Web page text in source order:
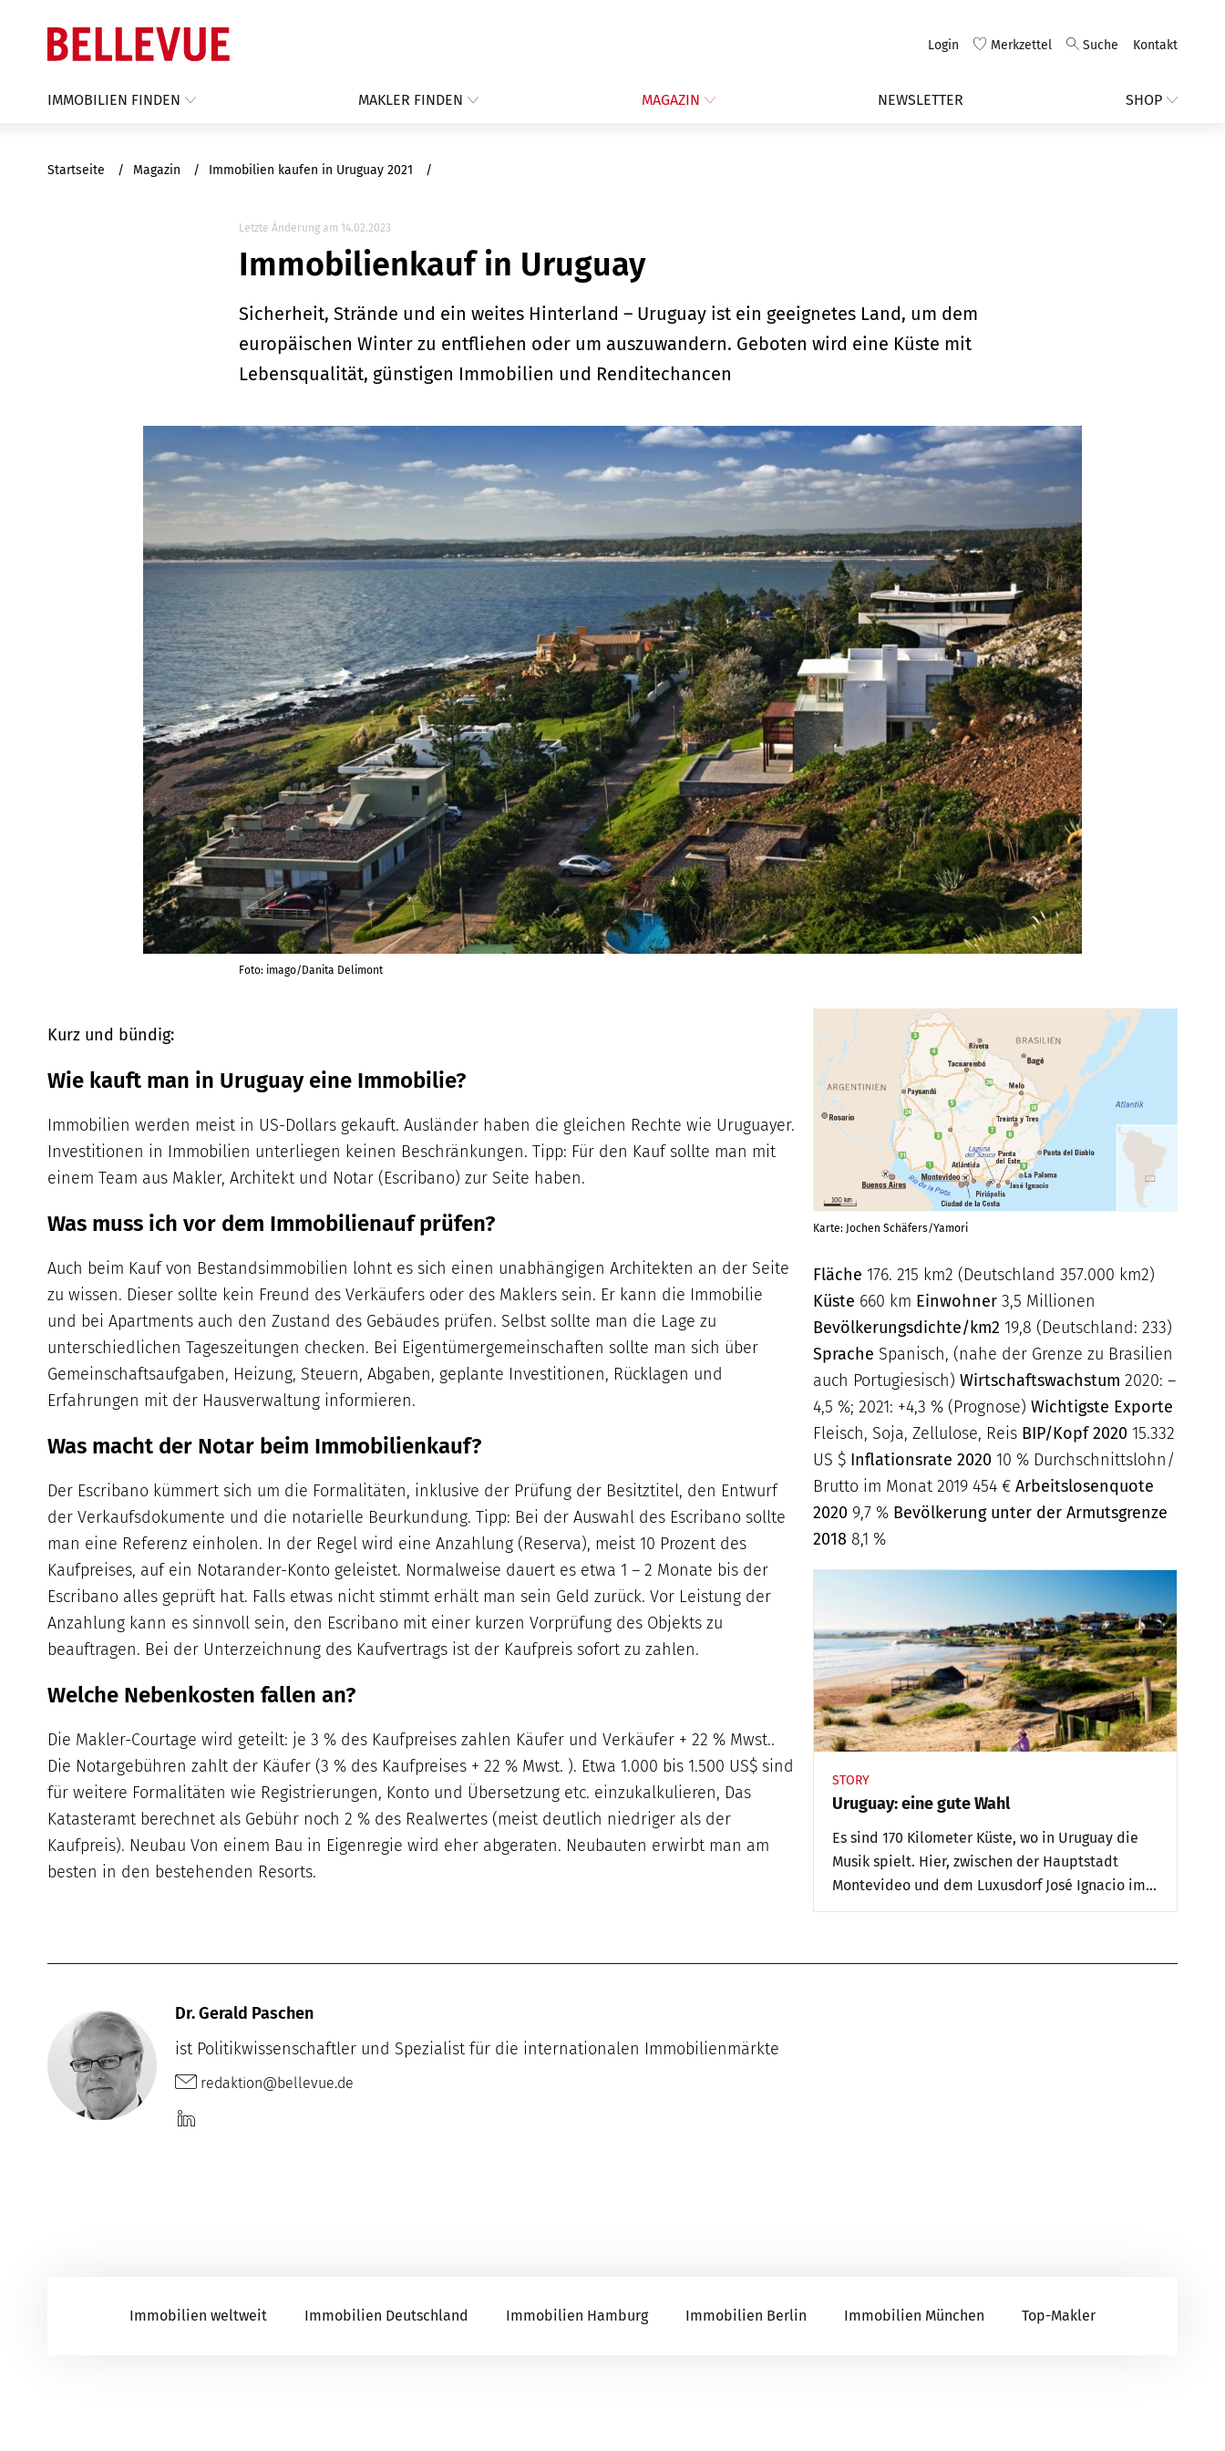
Login Merkzettel Suche Kontakt
IMMOBILIEN FINDEN MAKLER FINDEN MAGAZIN NEWSLETTER SHOP
Startseite Magazin Immobilien kaufen in Uruguay 2021
Letzte Änderung am 14.02.2023
Immobilienkauf in Uruguay
Sicherheit, Strände und ein weites Hinterland – Uruguay ist ein geeignetes Land, um dem
europäischen Winter zu entfliehen oder um auszuwandern. Geboten wird eine Küste mit
Lebensqualität, günstigen Immobilien und Renditechancen
Foto: imago/Danita Delimont
Kurz und bündig:
Wie kauft man in Uruguay eine Immobilie?
Immobilien werden meist in US-Dollars gekauft. Ausländer haben die gleichen Rechte wie Uruguayer.
Investitionen in Immobilien unterliegen keinen Beschränkungen. Tipp: Für den Kauf sollte man mit
einem Team aus Makler, Architekt und Notar (Escribano) zur Seite haben.
Was muss ich vor dem Immobilienauf prüfen?
Auch beim Kauf von Bestandsimmobilien lohnt es sich einen unabhängigen Architekten an der Seite
zu wissen. Dieser sollte kein Freund des Verkäufers oder des Maklers sein. Er kann die Immobilie
und bei Apartments auch den Zustand des Gebäudes prüfen. Selbst sollte man die Lage zu
unterschiedlichen Tageszeitungen checken. Bei Eigentümergemeinschaften sollte man sich über
Gemeinschaftsaufgaben, Heizung, Steuern, Abgaben, geplante Investitionen, Rücklagen und
Erfahrungen mit der Hausverwaltung informieren.
Was macht der Notar beim Immobilienkauf?
Der Escribano kümmert sich um die Formalitäten, inklusive der Prüfung der Besitztitel, den Entwurf
der Verkaufsdokumente und die notarielle Beurkundung. Tipp: Bei der Auswahl des Escribano sollte
man eine Referenz einholen. In der Regel wird eine Anzahlung (Reserva), meist 10 Prozent des
Kaufpreises, auf ein Notarander-Konto geleistet. Normalweise dauert es etwa 1 – 2 Monate bis der
Escribano alles geprüft hat. Falls etwas nicht stimmt erhält man sein Geld zurück. Vor Leistung der
Anzahlung kann es sinnvoll sein, den Escribano mit einer kurzen Vorprüfung des Objekts zu
beauftragen. Bei der Unterzeichnung des Kaufvertrags ist der Kaufpreis sofort zu zahlen.
Welche Nebenkosten fallen an?
Die Makler-Courtage wird geteilt: je 3 % des Kaufpreises zahlen Käufer und Verkäufer + 22 % Mwst..
Die Notargebühren zahlt der Käufer (3 % des Kaufpreises + 22 % Mwst. ). Etwa 1.000 bis 1.500 US$ sind
für weitere Formalitäten wie Registrierungen, Konto und Übersetzung etc. einzukalkulieren, Das
Katasteramt berechnet als Gebühr noch 2 % des Realwertes (meist deutlich niedriger als der
Kaufpreis). Neubau Von einem Bau in Eigenregie wird eher abgeraten. Neubauten erwirbt man am
besten in den bestehenden Resorts.
Karte: Jochen Schäfers/Yamori
Fläche 176. 215 km2 (Deutschland 357.000 km2)
Küste 660 km Einwohner 3,5 Millionen
Bevölkerungsdichte/km2 19,8 (Deutschland: 233)
Sprache Spanisch, (nahe der Grenze zu Brasilien
auch Portugiesisch) Wirtschaftswachstum 2020: –
4,5 %; 2021: +4,3 % (Prognose) Wichtigste Exporte
Fleisch, Soja, Zellulose, Reis BIP/Kopf 2020 15.332
US $ Inflationsrate 2020 10 % Durchschnittslohn/
Brutto im Monat 2019 454 € Arbeitslosenquote
2020 9,7 % Bevölkerung unter der Armutsgrenze
2018 8,1 %
STORY
Uruguay: eine gute Wahl
Es sind 170 Kilometer Küste, wo in Uruguay die
Musik spielt. Hier, zwischen der Hauptstadt
Montevideo und dem Luxusdorf José Ignacio im
Bezirk Maldonado, leben über 60 Prozent der 3,5
Dr. Gerald Paschen
ist Politikwissenschaftler und Spezialist für die internationalen Immobilienmärkte
redaktion@bellevue.de
Immobilien weltweit Immobilien Deutschland Immobilien Hamburg Immobilien Berlin Immobilien München Top-Makler